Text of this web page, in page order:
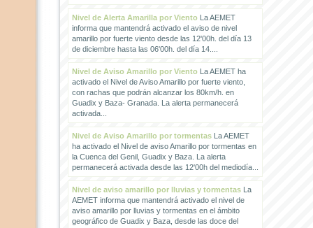
Nivel de Alerta Amarilla por VientoLa AEMET
informa que mantendrá activado el aviso de nivel
amarillo por fuerte viento desde las 12'00h. del día 13
de diciembre hasta las 06'00h. del día 14....
Nivel de Aviso Amarillo por VientoLa AEMET ha
activado el Nivel de Aviso Amarillo por fuerte viento,
con rachas que podrán alcanzar los 80km/h. en
Guadix y Baza- Granada. La alerta permanecerá
activada...
Nivel de Aviso Amarillo por tormentasLa AEMET
ha activado el Nivel de aviso Amarillo por tormentas en
la Cuenca del Genil, Guadix y Baza. La alerta
permanecerá activada desde las 12'00h del mediodía...
Nivel de aviso amarillo por lluvias y tormentasLa
AEMET informa que mantendrá activado el nivel de
aviso amarillo por lluvias y tormentas en el ámbito
geográfico de Guadix y Baza, desde las doce del